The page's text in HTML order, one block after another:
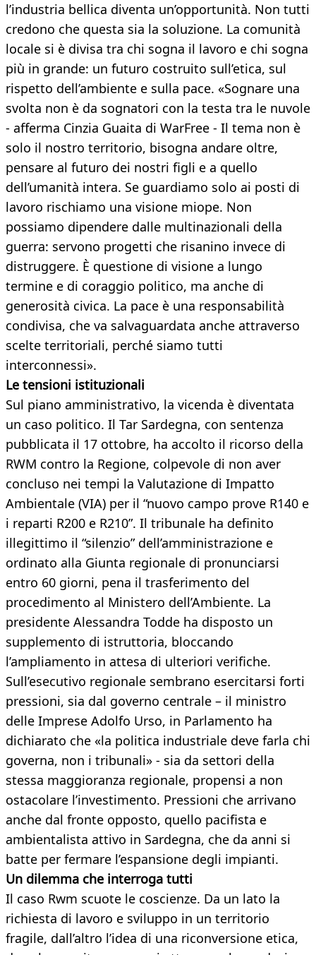
l’industria bellica diventa un’opportunità. Non tutti
credono che questa sia la soluzione. La comunità
locale si è divisa tra chi sogna il lavoro e chi sogna
più in grande: un futuro costruito sull’etica, sul
rispetto dell’ambiente e sulla pace. «Sognare una
svolta non è da sognatori con la testa tra le nuvole
- afferma Cinzia Guaita di WarFree - Il tema non è
solo il nostro territorio, bisogna andare oltre,
pensare al futuro dei nostri figli e a quello
dell’umanità intera. Se guardiamo solo ai posti di
lavoro rischiamo una visione miope. Non
possiamo dipendere dalle multinazionali della
guerra: servono progetti che risanino invece di
distruggere. È questione di visione a lungo
termine e di coraggio politico, ma anche di
generosità civica. La pace è una responsabilità
condivisa, che va salvaguardata anche attraverso
scelte territoriali, perché siamo tutti
interconnessi».
Le tensioni istituzionali
Sul piano amministrativo, la vicenda è diventata
un caso politico. Il Tar Sardegna, con sentenza
pubblicata il 17 ottobre, ha accolto il ricorso della
RWM contro la Regione, colpevole di non aver
concluso nei tempi la Valutazione di Impatto
Ambientale (VIA) per il “nuovo campo prove R140 e
i reparti R200 e R210”. Il tribunale ha definito
illegittimo il “silenzio” dell’amministrazione e
ordinato alla Giunta regionale di pronunciarsi
entro 60 giorni, pena il trasferimento del
procedimento al Ministero dell’Ambiente. La
presidente Alessandra Todde ha disposto un
supplemento di istruttoria, bloccando
l’ampliamento in attesa di ulteriori verifiche.
Sull’esecutivo regionale sembrano esercitarsi forti
pressioni, sia dal governo centrale – il ministro
delle Imprese Adolfo Urso, in Parlamento ha
dichiarato che «la politica industriale deve farla chi
governa, non i tribunali» - sia da settori della
stessa maggioranza regionale, propensi a non
ostacolare l’investimento. Pressioni che arrivano
anche dal fronte opposto, quello pacifista e
ambientalista attivo in Sardegna, che da anni si
batte per fermare l’espansione degli impianti.
Un dilemma che interroga tutti
Il caso Rwm scuote le coscienze. Da un lato la
richiesta di lavoro e sviluppo in un territorio
fragile, dall’altro l’idea di una riconversione etica,